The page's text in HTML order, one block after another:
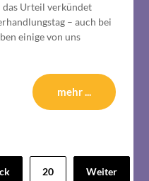
das Urteil verkündet
– auch bei
einige von uns
mehr ...
20 Weiter